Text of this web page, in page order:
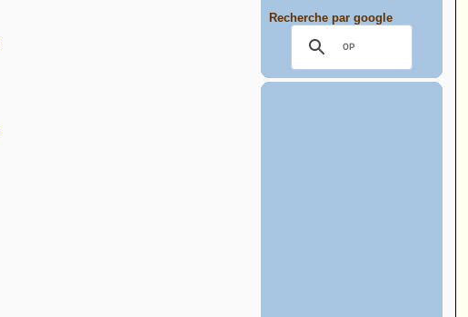
Recherche par google